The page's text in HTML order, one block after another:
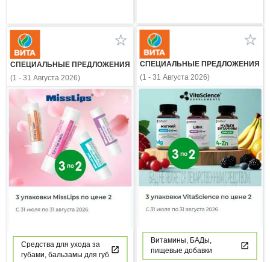
СПЕЦИАЛЬНЫЕ ПРЕДЛОЖЕНИЯ
(1 - 31 Августа 2026)
Витамины, БАДы,
пищевые добавки
СПЕЦИАЛЬНЫЕ ПРЕДЛОЖЕНИЯ
(1 - 31 Августа 2026)
Средства для ухода за
губами, бальзамы для губ